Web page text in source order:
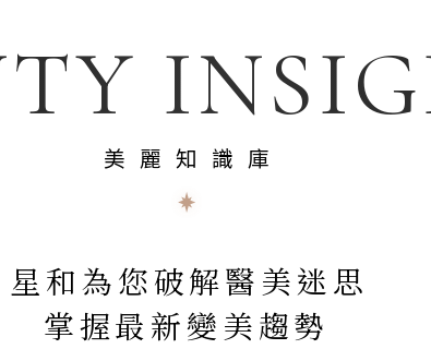
美麗知識庫
星和為您破解醫美迷思
掌握最新變美趨勢